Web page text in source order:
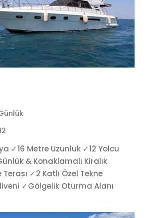
✓16 Metre Uzunluk ✓12 Yolcu
& Konaklamalı Kiralık
✓2 Katlı Özel Tekne
✓Gölgelik Oturma Alanı